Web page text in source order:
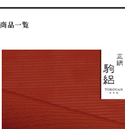
商品一覧